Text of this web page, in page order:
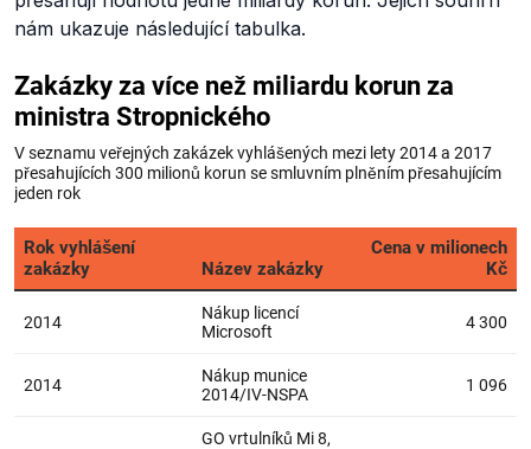
nám ukazuje následující tabulka.